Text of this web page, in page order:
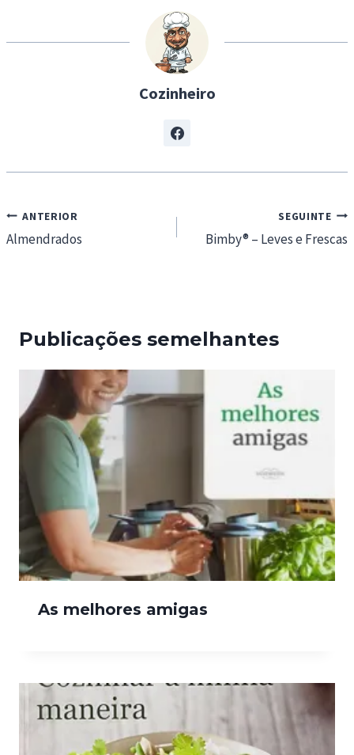
…
Cozinheiro
Navegação
de
ANTERIOR
Almendrados
SEGUINTE
Bimby® – Leves e Frescas
Publicações semelhantes
As melhores amigas